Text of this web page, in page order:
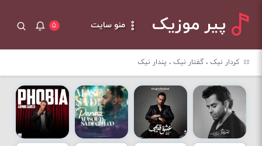
پیر موزیک منو سایت ۵
کردار نیک ، گفتار نیک ، پندار نیک